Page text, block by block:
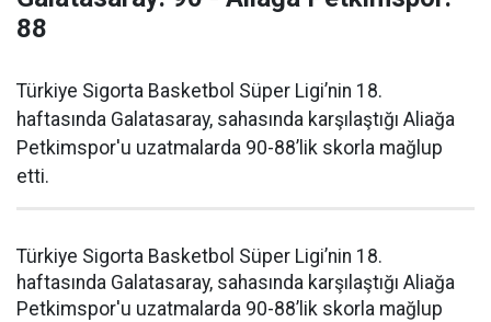
88
Türkiye Sigorta Basketbol Süper Ligi’nin 18.
haftasında Galatasaray, sahasında karşılaştığı Aliağa
Petkimspor'u uzatmalarda 90-88’lik skorla mağlup
etti.
Türkiye Sigorta Basketbol Süper Ligi’nin 18.
haftasında Galatasaray, sahasında karşılaştığı Aliağa
Petkimspor'u uzatmalarda 90-88’lik skorla mağlup